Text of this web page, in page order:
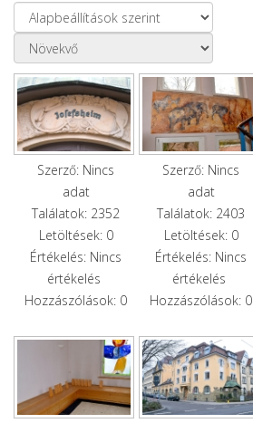
Szerző: Nincs
adat
Találatok: 2352
Letöltések: 0
Értékelés: Nincs
értékelés
Hozzászólások: 0
Szerző: Nincs
adat
Találatok: 2403
Letöltések: 0
Értékelés: Nincs
értékelés
Hozzászólások: 0